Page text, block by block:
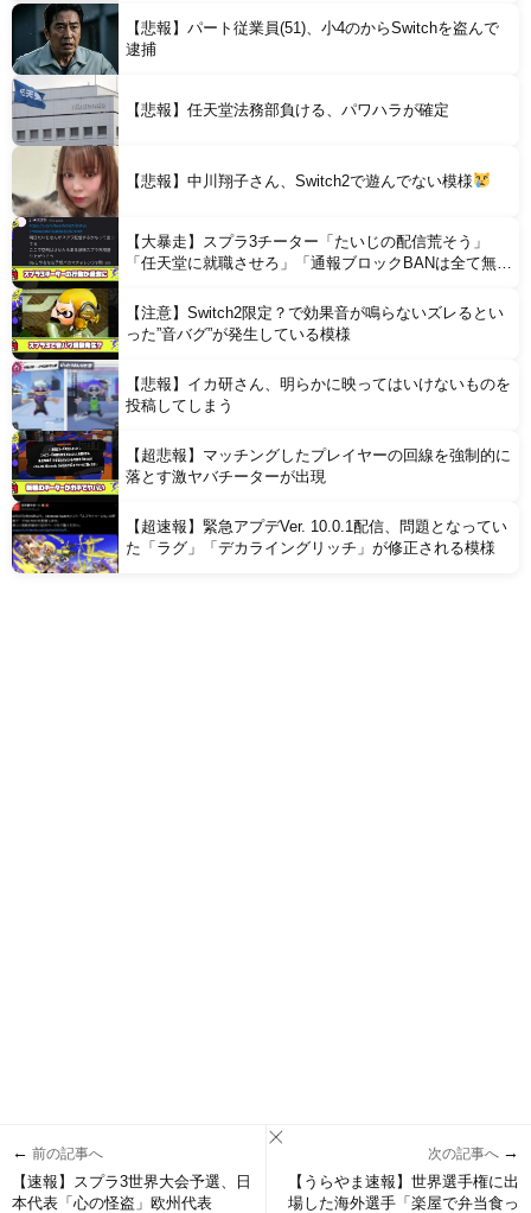
Powered by livedoor 相互RSS【悲報】パート従業員(51)、小4のからSwitchを盗んで
逮捕
【悲報】任天堂法務部負ける、パワハラが確定
【悲報】中川翔子さん、Switch2で遊んでない模様
【大暴走】スプラ3チーター「たいじの配信荒そう」
「任天堂に就職させろ」「通報ブロックBANは全て無意
【注意】Switch2限定？で効果音が鳴らないズレるとい
った”音バグ”が発生している模様
【悲報】イカ研さん、明らかに映ってはいけないものを
投稿してしまう
【超悲報】マッチングしたプレイヤーの回線を強制的に
落とす激ヤバチーターが出現
【超速報】緊急アプデVer. 10.0.1配信、問題となってい
た「ラグ」「デカライングリッチ」が修正される模様
← 前の記事へ
【速報】スプラ3世界大会予選、日
本代表「心の怪盗」欧州代表
次の記事へ →
【うらやま速報】世界選手権に出
場した海外選手「楽屋で弁当食っ